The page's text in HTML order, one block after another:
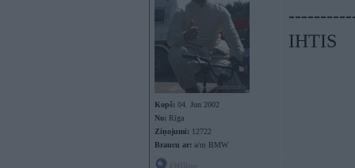
Kopš: 04. Jun 2002
No: Rīga
Ziņojumi: 12722
Braucu ar: a/m BMW
IHTIS